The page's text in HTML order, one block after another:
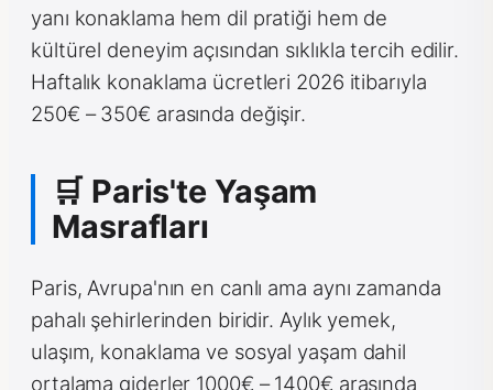
yanı konaklama hem dil pratiği hem de
kültürel deneyim açısından sıklıkla tercih edilir.
Haftalık konaklama ücretleri 2026 itibarıyla
250€ – 350€ arasında değişir.
🛒 Paris'te Yaşam
Masrafları
Paris, Avrupa'nın en canlı ama aynı zamanda
pahalı şehirlerinden biridir. Aylık yemek,
ulaşım, konaklama ve sosyal yaşam dahil
ortalama giderler 1000€ – 1400€ arasında